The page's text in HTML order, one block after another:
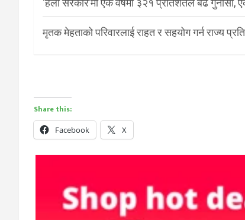
‘हेलो सरकार’मा एक वर्षमा ३२१ प्रतिशतले बढे गुनासा,
मृतक मेहताको परिवारलाई राहत र सहयोग गर्न राज्य
Share this:
Facebook X